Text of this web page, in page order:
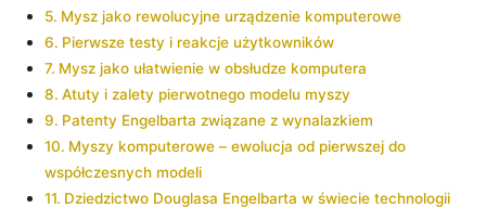
Mysz jako rewolucyjne urządzenie ⁣komputerowe
Pierwsze testy i reakcje użytkowników
Mysz jako ułatwienie w obsłudze komputera
Atuty i ⁣zalety pierwotnego modelu myszy
Patenty Engelbarta związane⁤ z wynalazkiem
Myszy komputerowe – ‌ewolucja⁢ od‍ pierwszej do
⁤współczesnych ⁢modeli
Dziedzictwo Douglasa Engelbarta ⁣w ⁣świecie technologii